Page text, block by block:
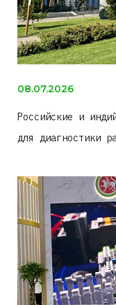
08.07.2026
Российские и
для диагностики